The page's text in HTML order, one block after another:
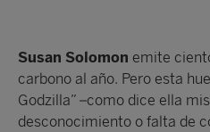
Susan Solomon emite
carbono al año. Pero esta
Godzilla” –como dice ella
desconocimiento o falta de